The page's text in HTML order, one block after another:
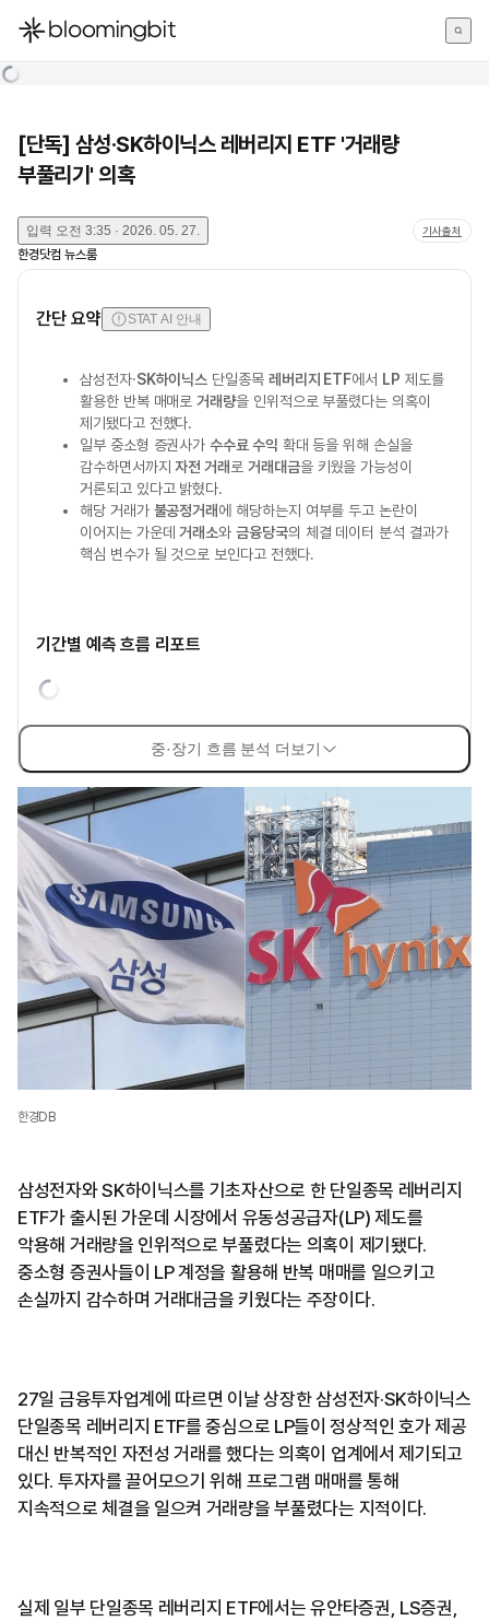
한국어
[단독] 삼성·SK하이닉스 레버리지 ETF '거래량
부풀리기' 의혹
입력 오전 3:35 · 2026. 05. 27. 기사출처
한경닷컴 뉴스룸
간단 요약 STAT AI 안내
삼성전자·SK하이닉스 단일종목 레버리지 ETF에서 LP 제도를
활용한 반복 매매로거래량을 인위적으로 부풀렸다는 의혹이
제기됐다고 전했다.
일부 중소형 증권사가수수료 수익 확대 등을 위해 손실을
감수하면서까지자전 거래 로 거래대금을 키웠을 가능성이
거론되고 있다고 밝혔다.
해당 거래가 불공정거래에 해당하는지 여부를 두고 논란이
이어지는 가운데거래소와금융당국의 체결 데이터 분석 결과가
핵심 변수가 될 것으로 보인다고 전했다.
기간별 예측 흐름 리포트
중·장기 흐름 분석 더보기
한경DB
삼성전자와 SK하이닉스를 기초자산으로 한 단일종목 레버리지
ETF가 출시된 가운데 시장에서 유동성공급자(LP) 제도를
악용해 거래량을 인위적으로 부풀렸다는 의혹이 제기됐다.
중소형 증권사들이 LP 계정을 활용해 반복 매매를 일으키고
손실까지 감수하며 거래대금을 키웠다는 주장이다.
27일 금융투자업계에 따르면 이날 상장한 삼성전자·SK하이닉스
단일종목 레버리지 ETF를 중심으로 LP들이 정상적인 호가 제공
대신 반복적인 자전성 거래를 했다는 의혹이 업계에서 제기되고
있다. 투자자를 끌어모으기 위해 프로그램 매매를 통해
지속적으로 체결을 일으켜 거래량을 부풀렸다는 지적이다.
실제 일부 단일종목 레버리지 ETF에서는 유안타증권, LS증권,